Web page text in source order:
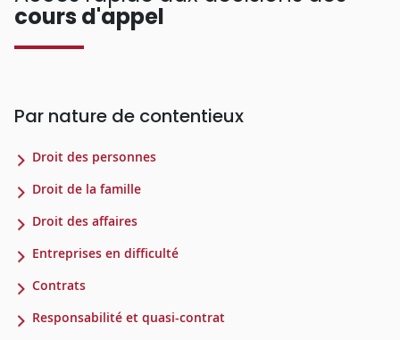
cours d'appel
Par nature de contentieux
Droit des personnes
Droit de la famille
Droit des affaires
Entreprises en difficulté
Contrats
Responsabilité et quasi-contrat